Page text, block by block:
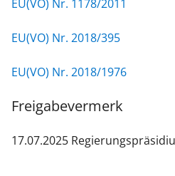
EU(VO) Nr. 1178/2011
EU(VO) Nr. 2018/395
EU(VO) Nr. 2018/1976
Freigabevermerk
17.07.2025